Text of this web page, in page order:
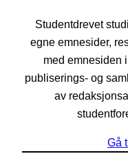
Studentdrevet
egne emnesider,
med emnesiden
publiserings- og
av
Gå